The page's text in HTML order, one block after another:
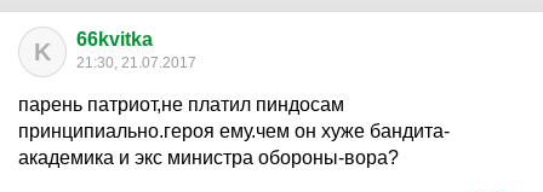
K 66kvitka
21:30, 21.07.2017
парень патриот,не платил пиндосам
принципиально.героя ему.чем он хуже бандита-
академика и экс министра обороны-вора?